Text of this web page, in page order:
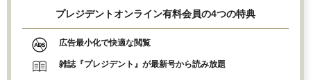
プレジデントオンライン有料会員の4つの特典
広告最小化で快適な閲覧
雑誌『プレジデント』が最新号から読み放題